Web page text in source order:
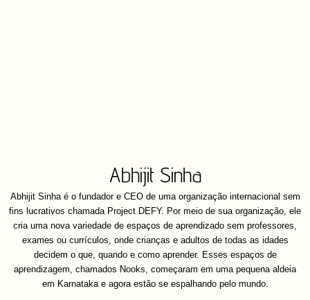
Abhijit Sinha
Abhijit Sinha é o fundador e CEO de uma organização internacional sem
fins lucrativos chamada Project DEFY. Por meio de sua organização, ele
cria uma nova variedade de espaços de aprendizado sem professores,
exames ou currículos, onde crianças e adultos de todas as idades
decidem o que, quando e como aprender. Esses espaços de
aprendizagem, chamados Nooks, começaram em uma pequena aldeia
em Karnataka e agora estão se espalhando pelo mundo.